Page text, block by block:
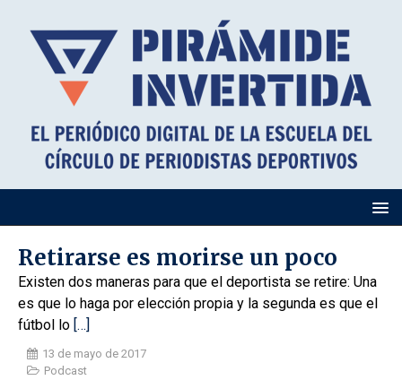
Retirarse es morirse un poco
Existen dos maneras para que el deportista se retire: Una
es que lo haga por elección propia y la segunda es que el
fútbol lo […]
13 de mayo de 2017
Podcast